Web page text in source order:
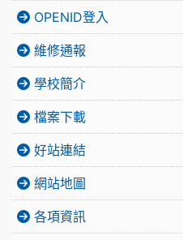
OPENID登入
維修通報
學校簡介
檔案下載
好站連結
網站地圖
各項資訊